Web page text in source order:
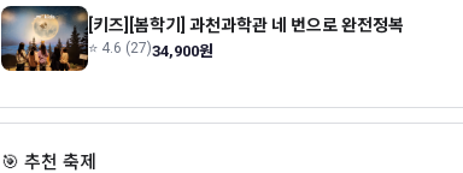
[키즈][봄학기] 과천과학관 네 번으로 완전정복
⭐ 4.6 (27)34,900원
🎯 추천 축제
세미원 연꽃문화제